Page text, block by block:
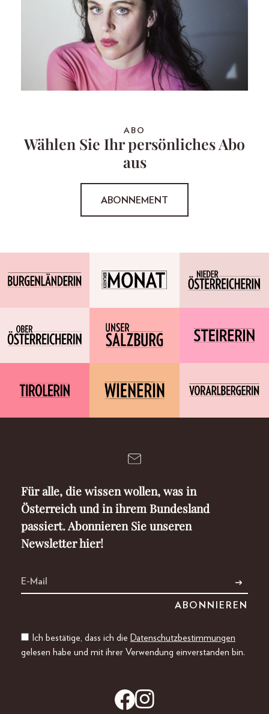
ABO
Wählen Sie Ihr persönliches Abo
aus
ABONNEMENT
Für alle, die wissen wollen, was in
Österreich und in ihrem Bundesland
passiert. Abonnieren Sie unseren
Newsletter hier!
Ich bestätige, dass ich die Datenschutzbestimmungen
gelesen habe und mit ihrer Verwendung einverstanden bin.